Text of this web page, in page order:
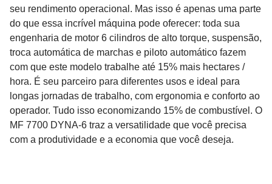
seu rendimento operacional. Mas isso é apenas uma parte
do que essa incrível máquina pode oferecer: toda sua
engenharia de motor 6 cilindros de alto torque, suspensão,
troca automática de marchas e piloto automático fazem
com que este modelo trabalhe até 15% mais hectares /
hora. É seu parceiro para diferentes usos e ideal para
longas jornadas de trabalho, com ergonomia e conforto ao
operador. Tudo isso economizando 15% de combustível. O
MF 7700 DYNA-6 traz a versatilidade que você precisa
com a produtividade e a economia que você deseja.